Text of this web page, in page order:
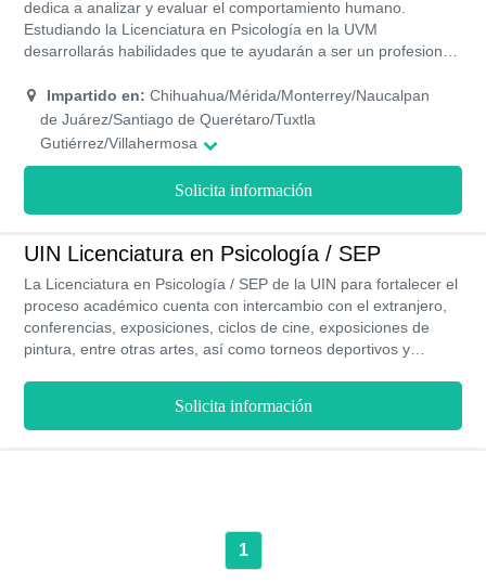
dedica a analizar y evaluar el comportamiento humano.
Estudiando la Licenciatura en Psicología en la UVM
desarrollarás habilidades que te ayudarán a ser un profesional
carrera con un plan de estudio semestral compuesto de 59
asignaturas, se imparte de forma presencial y tiene una
duración de 4 años y medio.
Impartido en: Chihuahua/Mérida/Monterrey/Naucalpan
de Juárez/Santiago de Querétaro/Tuxtla
Gutiérrez/Villahermosa
Solicita información
UIN Licenciatura en Psicología / SEP
La Licenciatura en Psicología / SEP de la UIN para fortalecer el
proceso académico cuenta con intercambio con el extranjero,
conferencias, exposiciones, ciclos de cine, exposiciones de
pintura, entre otras artes, así como torneos deportivos y
que dura la carrera, y al ser una modalidad presencial sus
clases son prácticas y este programa cuenta con validez oficial
Solicita información
1